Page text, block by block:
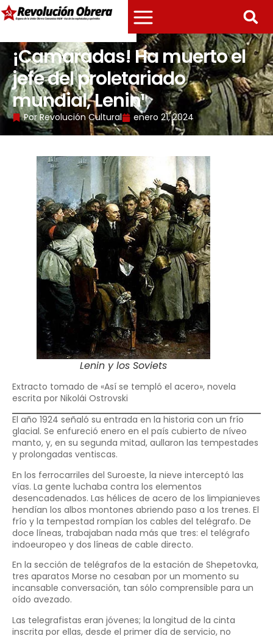
¡Camaradas! Ha muerto el
jefe del proletariado
mundial, Lenin¹
PorRevolución Cultural enero 21, 2024
Lenin y los Soviets
Extracto tomado de «Así se templó el acero», novela
escrita por Nikolái Ostrovski
El año 1924 señaló su entrada en la historia con un frío
glacial. Se enfureció enero en el país cubierto de níveo
manto, y, en su segunda mitad, aullaron las tempestades
y prolongadas ventiscas.
En los ferrocarriles del Suroeste, la nieve interceptó las
vías. La gente luchaba contra los elementos
desencadenados. Las hélices de acero de los limpianieves
hendían los albos montones abriendo paso a los trenes. El
frío y la tempestad rompían los cables del telégrafo. De
doce líneas, trabajaban nada más que tres: el telégrafo
indoeuropeo y dos líneas de cable directo.
En la sección de telégrafos de la estación de Shepetovka,
tres aparatos Morse no cesaban por un momento su
incansable conversación, tan sólo comprensible para un
oído avezado.
Las telegrafistas eran jóvenes; la longitud de la cinta
inscrita por ellas, desde el primer día de servicio, no